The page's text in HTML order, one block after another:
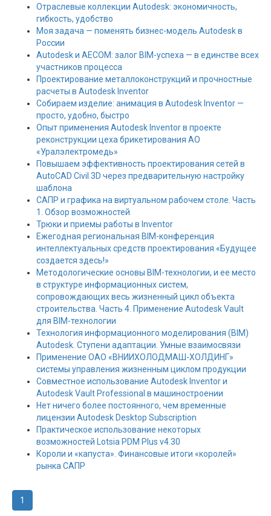
Отраслевые коллекции Autodesk: экономичность,
гибкость, удобство
Моя задача — поменять бизнес-модель Autodesk в
России
Autodesk и AECOM: залог BIM-успеха — в единстве всех
участников процесса
Проектирование металлоконструкций и прочностные
расчеты в Autodesk Inventor
Собираем изделие: анимация в Autodesk Inventor —
просто, удобно, быстро
Опыт применения Autodesk Inventor в проекте
реконструкции цеха брикетирования АО
«Уралэлектромедь»
Повышаем эффективность проектирования сетей в
AutoCAD Civil 3D через предварительную настройку
шаблона
САПР и графика на виртуальном рабочем столе. Часть
1. Обзор возможностей
Трюки и приемы работы в Inventor
Ежегодная региональная BIM-конференция
интеллектуальных средств проектирования «Будущее
создается здесь!»
Методологические основы BIM-технологии, и ее место
в структуре информационных систем,
сопровождающих весь жизненный цикл объекта
строительства. Часть 4. Применение Autodesk Vault
для BIM-технологии
Технология информационного моделирования (BIM)
Autodesk. Cтупени адаптации. Умные взаимосвязи
Применение ОАО «ВНИИХОЛОДМАШ-ХОЛДИНГ»
системы управления жизненным циклом продукции
Совместное использование Autodesk Inventor и
Autodesk Vault Professional в машиностроении
Нет ничего более постоянного, чем временные
лицензии Autodesk Desktop Subscription
Практическое использование некоторых
возможностей Lotsia PDM Plus v4.30
Короли и «капуста». Финансовые итоги «королей»
рынка САПР
1